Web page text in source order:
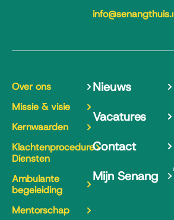
info@senangthuis.nl
Over ons
Missie & visie
Kernwaarden
Klachtenprocedure
Diensten
Ambulante
begeleiding
Mentorschap
Nieuws
Vacatures
Contact
Mijn Senang